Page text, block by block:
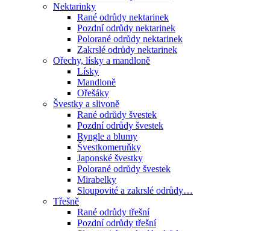
Nektarinky
Rané odrůdy nektarinek
Pozdní odrůdy nektarinek
Polorané odrůdy nektarinek
Zakrslé odrůdy nektarinek
Ořechy, lísky a mandloně
Lísky
Mandloně
Ořešáky
Švestky a slivoně
Rané odrůdy švestek
Pozdní odrůdy švestek
Ryngle a blumy
Švestkomeruňky
Japonské švestky
Polorané odrůdy švestek
Mirabelky
Sloupovité a zakrslé odrůdy…
Třešně
Rané odrůdy třešní
Pozdní odrůdy třešní